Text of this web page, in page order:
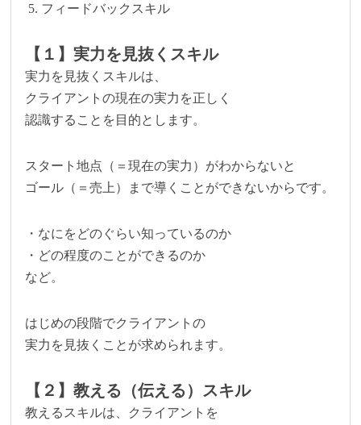
フィードバックスキル
【１】実力を見抜くスキル
実力を見抜くスキルは、
クライアントの現在の実力を正しく
認識することを目的とします。
スタート地点（＝現在の実力）がわからないと
ゴール（＝売上）まで導くことができないからです。
・なにをどのぐらい知っているのか
・どの程度のことができるのか
など。
はじめの段階でクライアントの
実力を見抜くことが求められます。
【２】教える（伝える）スキル
教えるスキルは、クライアントを